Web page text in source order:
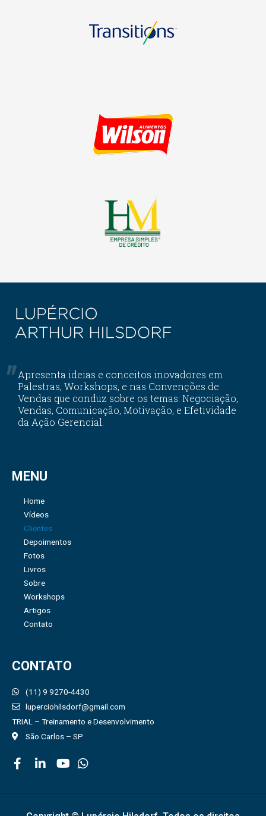
Apresenta ideias e conceitos inovadores em
Palestras, Workshops, e nas Convenções de
Vendas que conduz sobre os temas: Negociação,
Vendas, Comunicação, Motivação, e Efetividade
da Ação Gerencial.
MENU
Home
Vídeos
Clientes
Depoimentos
Fotos
Livros
Sobre
Workshops
Artigos
Contato
CONTATO
(11) 9 9270-4430
luperciohilsdorf@gmail.com
TRIAL – Treinamento e Desenvolvimento
São Carlos – SP